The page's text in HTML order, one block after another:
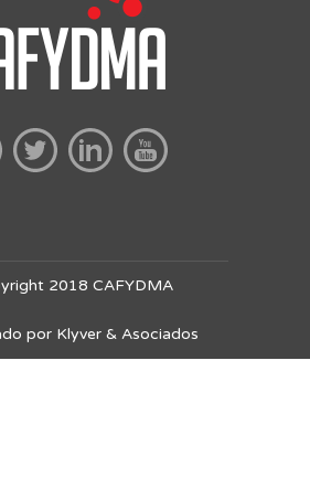
2018 CAFYDMA
por Klyver & Asociados